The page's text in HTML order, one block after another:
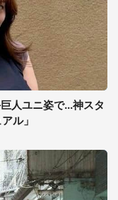
人ユニ姿で...神スタ
ル」